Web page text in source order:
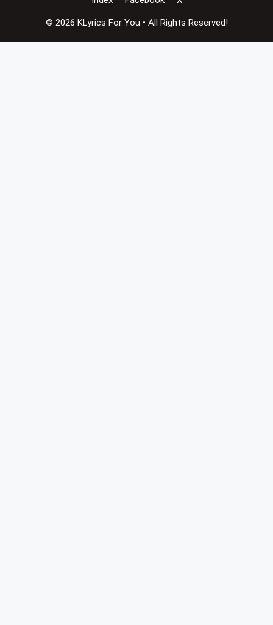
© 2026 KLyrics For You • All Rights Reserved!